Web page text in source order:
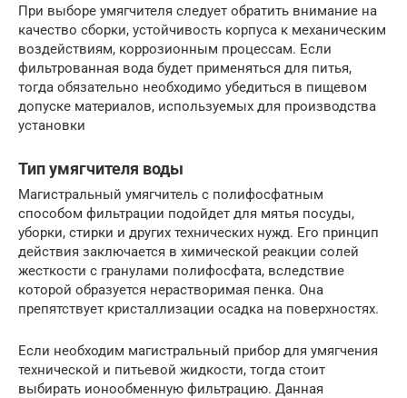
При выборе умягчителя следует обратить внимание на
качество сборки, устойчивость корпуса к механическим
воздействиям, коррозионным процессам. Если
фильтрованная вода будет применяться для питья,
тогда обязательно необходимо убедиться в пищевом
допуске материалов, используемых для производства
установки
Тип умягчителя воды
Магистральный умягчитель с полифосфатным
способом фильтрации подойдет для мятья посуды,
уборки, стирки и других технических нужд. Его принцип
действия заключается в химической реакции солей
жесткости с гранулами полифосфата, вследствие
которой образуется нерастворимая пенка. Она
препятствует кристаллизации осадка на поверхностях.
Если необходим магистральный прибор для умягчения
технической и питьевой жидкости, тогда стоит
выбирать ионообменную фильтрацию. Данная